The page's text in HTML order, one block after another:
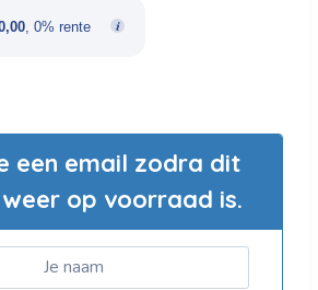
€1.860,00.
, 0% rente
een email zodra dit
op voorraad is.